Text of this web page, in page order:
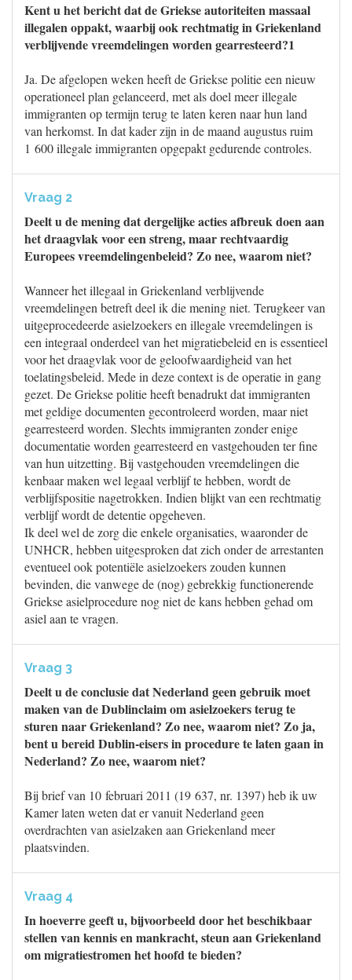
Kent u het bericht dat de Griekse autoriteiten massaal
illegalen oppakt, waarbij ook rechtmatig in Griekenland
verblijvende vreemdelingen worden gearresteerd?1
Ja. De afgelopen weken heeft de Griekse politie een nieuw
operationeel plan gelanceerd, met als doel meer illegale
immigranten op termijn terug te laten keren naar hun land
van herkomst. In dat kader zijn in de maand augustus ruim
1 600 illegale immigranten opgepakt gedurende controles.
Vraag 2
Deelt u de mening dat dergelijke acties afbreuk doen aan
het draagvlak voor een streng, maar rechtvaardig
Europees vreemdelingenbeleid? Zo nee, waarom niet?
Wanneer het illegaal in Griekenland verblijvende
vreemdelingen betreft deel ik die mening niet. Terugkeer van
uitgeprocedeerde asielzoekers en illegale vreemdelingen is
een integraal onderdeel van het migratiebeleid en is essentieel
voor het draagvlak voor de geloofwaardigheid van het
toelatingsbeleid. Mede in deze context is de operatie in gang
gezet. De Griekse politie heeft benadrukt dat immigranten
met geldige documenten gecontroleerd worden, maar niet
gearresteerd worden. Slechts immigranten zonder enige
documentatie worden gearresteerd en vastgehouden ter fine
van hun uitzetting. Bij vastgehouden vreemdelingen die
kenbaar maken wel legaal verblijf te hebben, wordt de
verblijfspositie nagetrokken. Indien blijkt van een rechtmatig
verblijf wordt de detentie opgeheven.
Ik deel wel de zorg die enkele organisaties, waaronder de
UNHCR, hebben uitgesproken dat zich onder de arrestanten
eventueel ook potentiële asielzoekers zouden kunnen
bevinden, die vanwege de (nog) gebrekkig functionerende
Griekse asielprocedure nog niet de kans hebben gehad om
asiel aan te vragen.
Vraag 3
Deelt u de conclusie dat Nederland geen gebruik moet
maken van de Dublinclaim om asielzoekers terug te
sturen naar Griekenland? Zo nee, waarom niet? Zo ja,
bent u bereid Dublin-eisers in procedure te laten gaan in
Nederland? Zo nee, waarom niet?
Bij brief van 10 februari 2011 (19 637, nr. 1397) heb ik uw
Kamer laten weten dat er vanuit Nederland geen
overdrachten van asielzaken aan Griekenland meer
plaatsvinden.
Vraag 4
In hoeverre geeft u, bijvoorbeeld door het beschikbaar
stellen van kennis en mankracht, steun aan Griekenland
om migratiestromen het hoofd te bieden?